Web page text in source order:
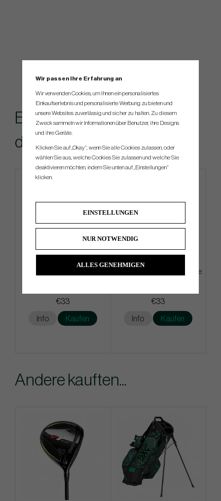
Empfohlenes Zubehör für
dieses Produkt
€33
Info Kaufen
G/Fore Tangeriene - Golf Glove
€33
Info Kaufen
Andere kauften...
Wir passen Ihre Erfahrung an
Wir verwenden Cookies, um Ihnen ein personalisiertes
Einkaufserlebnis und personalisierte Werbung zu bieten und
unsere Websites zuverlässig und sicher zu halten. Zu diesem
Zweck sammeln wir Informationen über Benutzer, ihre Designs
und ihre Geräte.
Klicken Sie auf „Okay“, wenn Sie alle Cookies zulassen, oder
wählen Sie aus, welche Cookies Sie zulassen und welche Sie
deaktivieren möchten, indem Sie unten auf „Einstellungen“
klicken.
EINSTELLUNGEN
NUR NOTWENDIG
ALLES GENEHMIGEN